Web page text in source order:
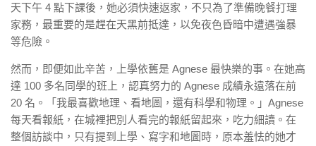
天下午 4 點下課後，她必須快速返家，不只為了準備晚餐打理
家務，最重要的是趕在天黑前抵達，以免夜色昏暗中遭遇強暴
等危險。
然而，即便如此辛苦，上學依舊是 Agnese 最快樂的事。在她高
達 100 多名同學的班上，認真努力的 Agnese 成績永遠落在前
20 名。「我最喜歡地理、看地圖，還有科學和物理。」 Agnese
每天看報紙，在城裡把別人看完的報紙留起來，吃力細讀。在
整個訪談中，只有提到上學、寫字和地圖時，原本羞怯的她才